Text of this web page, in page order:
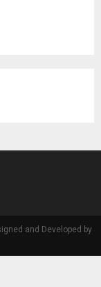
and Developed by